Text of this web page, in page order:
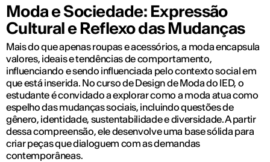
Moda e Sociedade: Expressão
Cultural e Reflexo das Mudanças
Mais do que apenas roupas e acessórios, a moda encapsula
valores, ideais e tendências de comportamento,
influenciando e sendo influenciada pelo contexto social em
que está inserida. No curso de Design de Moda do IED, o
estudante é convidado a explorar como a moda atua como
espelho das mudanças sociais, incluindo questões de
gênero, identidade, sustentabilidade e diversidade. A partir
dessa compreensão, ele desenvolve uma base sólida para
criar peças que dialoguem com as demandas
contemporâneas.